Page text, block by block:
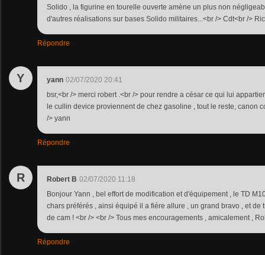
Solido , la figurine en tourelle ouverte amène un plus non
d'autres réalisations sur bases Solido militaires...<br /> Cdt<br />
Répondre
Y yann 02/07/2020 20:41
bsr,<br /> merci robert .<br /> pour rendre a césar ce qui lui
le cullin device proviennent de chez gasoline , tout le reste, canon
/> yann
Répondre
R Robert B 02/07/2020 11:18
Bonjour Yann , bel effort de modification et d'équipement , le TD
chars préférés , ainsi équipé il a fiére allure , un grand bravo , et de
de cam ! <br /> <br /> Tous mes encouragements , amicalement ,
Répondre